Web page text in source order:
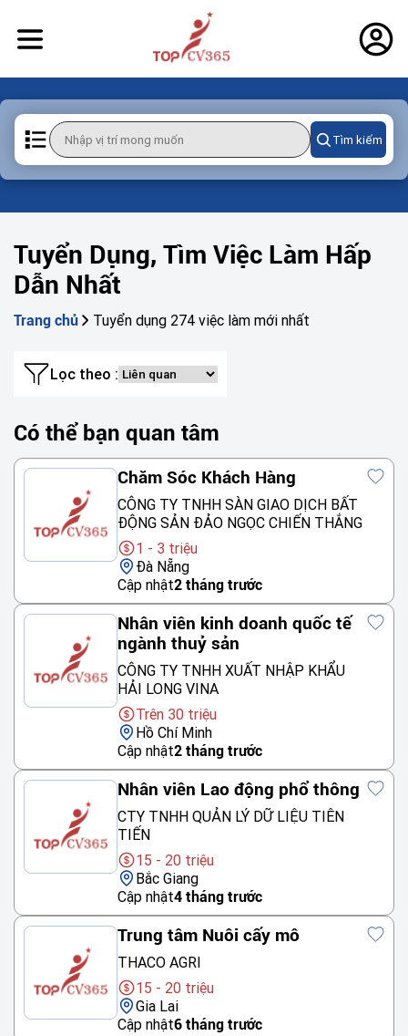
Tìm kiếm
Tuyển Dụng, Tìm Việc Làm Hấp
Dẫn Nhất
Trang chủ Tuyển dụng 274 việc làm mới nhất
Lọc theo :
Chăm Sóc Khách Hàng
CÔNG TY TNHH SÀN GIAO DỊCH BẤT
ĐỘNG SẢN ĐẢO NGỌC CHIẾN THẮNG
1 - 3 triệu
Đà Nẵng
Cập nhật2 tháng trước
Nhân viên kinh doanh quốc tế
ngành thuỷ sản
CÔNG TY TNHH XUẤT NHẬP KHẨU
HẢI LONG VINA
Trên 30 triệu
Hồ Chí Minh
Cập nhật2 tháng trước
Nhân viên Lao động phổ thông
CTY TNHH QUẢN LÝ DỮ LIỆU TIÊN
TIẾN
15 - 20 triệu
Bắc Giang
Cập nhật4 tháng trước
Trung tâm Nuôi cấy mô
THACO AGRI
15 - 20 triệu
Gia Lai
Cập nhật6 tháng trước
Có thể bạn quan tâm